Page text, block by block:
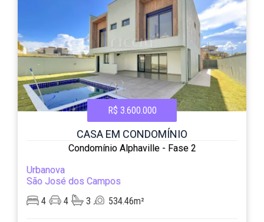
R$ 3.600.000
CASA EM CONDOMÍNIO
Condomínio Alphaville - Fase 2
Urbanova
São José dos Campos
4
4 3 534.46m²